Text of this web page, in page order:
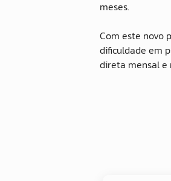
meses.
Com este novo
dificuldade em
direta mensal e